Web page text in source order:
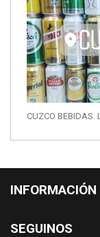
CUZCO
INFORMACIÓN
SEGUINOS